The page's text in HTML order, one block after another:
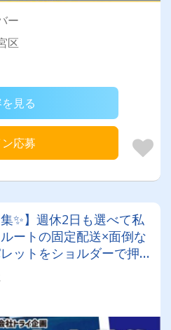
ー
区
見る
応募
✨】週休2日も選べて私
ートの固定配送×面倒な
ットをショルダーで押す
で身体の負担も最小限★
れますよ！